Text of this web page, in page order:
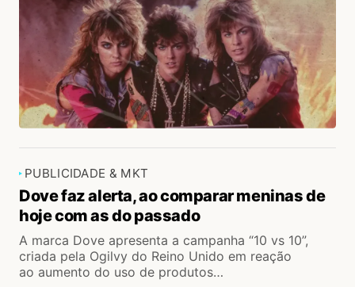
PUBLICIDADE & MKT
Dove faz alerta, ao comparar meninas de
hoje com as do passado
A marca Dove apresenta a campanha “10 vs 10”,
criada pela Ogilvy do Reino Unido em reação
ao aumento do uso de produtos…